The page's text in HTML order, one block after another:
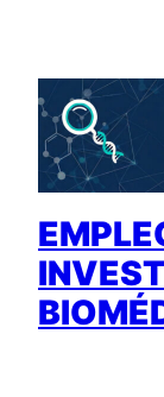
contenido